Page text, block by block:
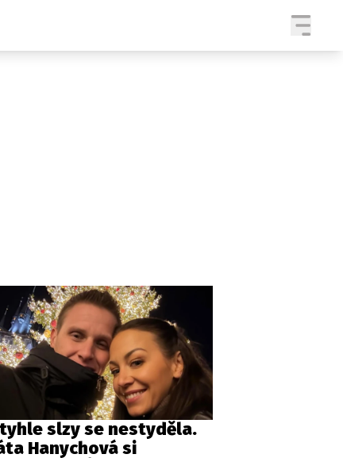
SLEDUJTE NÁS NA
fotografie, videa?
slzy se nestyděla.
Hanychová si